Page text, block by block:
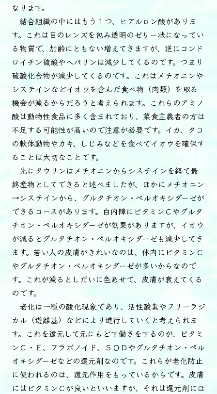
なります。
結合組織の中にはもう１つ、ヒアルロン酸がありま
す。これは目のレンズを包み透明のゼリー状になってい
る物質で、加齢にともない増えてきますが、逆にコンド
ロイチン硫酸やヘパリンは減少してくるのです。つまり
硫酸化合物が減少してくるのです。これはメチオニンや
システインなどイオウを含んだ食べ物（肉類）を取る
機会が減るからだろうと考えられます。これらのアミノ
酸は動物性食品に多く含まれており、菜食主義者の方は
不足する可能性が高いので注意が必要です。イカ、タコ
の軟体動物やカキ、しじみなどを食べてイオウを確保す
ることは大切なことです。
先にタウリンはメチオニンからシステインを経て最
終産物としてできると述べましたが、ほかにメチオニン
→システインから、グルタチオン・ペルオキシダーゼが
できるコースがあります。白内障にビタミンＣやグルタ
チオン・ペルオキシダーゼが効果がありますが、イオウ
が減るとグルタチオン・ペルオキシダーゼも減少してき
ます。若い人の皮膚がきれいなのは、体内にビタミンＣ
やグルタチオン・ペルオキシダーゼが多いからなので
す。これが減るとしだいに色あせて、皮膚が衰えてくる
のです。
老化は一種の酸化現象であり、活性酸素やフリーラジ
カル（遊離基）などにより進行していくと考えられま
す。これを還元して元にもどす働きをするのが、ビタミ
ンＣ・Ｅ、フラボノイド、ＳＯＤやグルタチオン・ペル
オキシダーゼなどの還元剤なのです。これらが老化防止
に使われるのは、還元作用をもっているからです。皮膚
にはビタミンＣが良いといいますが、それは還元剤にほ